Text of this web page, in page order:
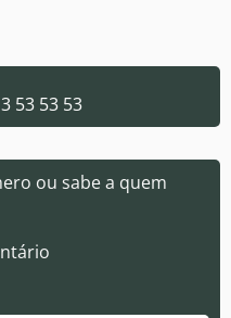
53 53 53
ou sabe a quem